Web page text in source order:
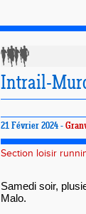
Intrail-
21 Février 2024 -
Section loisir
Samedi soir,
Malo.